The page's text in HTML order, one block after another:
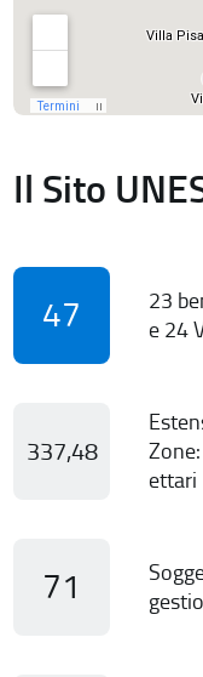
Il Sito
47
23
e 24
337,48
ettari
71